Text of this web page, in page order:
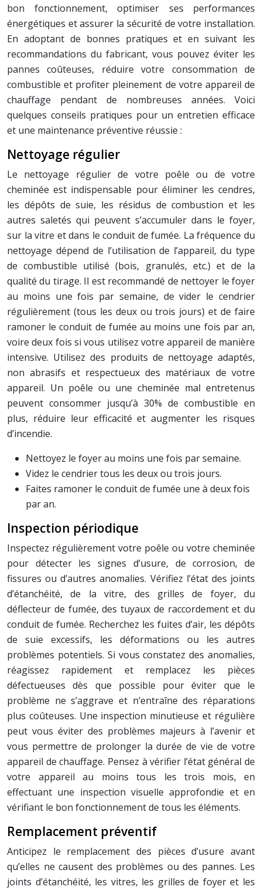
bon fonctionnement, optimiser ses performances
énergétiques et assurer la sécurité de votre installation.
En adoptant de bonnes pratiques et en suivant les
recommandations du fabricant, vous pouvez éviter les
pannes coûteuses, réduire votre consommation de
combustible et profiter pleinement de votre appareil de
chauffage pendant de nombreuses années. Voici
quelques conseils pratiques pour un entretien efficace
et une maintenance préventive réussie :
Nettoyage régulier
Le nettoyage régulier de votre poêle ou de votre
cheminée est indispensable pour éliminer les cendres,
les dépôts de suie, les résidus de combustion et les
autres saletés qui peuvent s’accumuler dans le foyer,
sur la vitre et dans le conduit de fumée. La fréquence du
nettoyage dépend de l’utilisation de l’appareil, du type
de combustible utilisé (bois, granulés, etc.) et de la
qualité du tirage. Il est recommandé de nettoyer le foyer
au moins une fois par semaine, de vider le cendrier
régulièrement (tous les deux ou trois jours) et de faire
ramoner le conduit de fumée au moins une fois par an,
voire deux fois si vous utilisez votre appareil de manière
intensive. Utilisez des produits de nettoyage adaptés,
non abrasifs et respectueux des matériaux de votre
appareil. Un poêle ou une cheminée mal entretenus
peuvent consommer jusqu’à 30% de combustible en
plus, réduire leur efficacité et augmenter les risques
d’incendie.
Nettoyez le foyer au moins une fois par semaine.
Videz le cendrier tous les deux ou trois jours.
Faites ramoner le conduit de fumée une à deux fois
par an.
Inspection périodique
Inspectez régulièrement votre poêle ou votre cheminée
pour détecter les signes d’usure, de corrosion, de
fissures ou d’autres anomalies. Vérifiez l’état des joints
d’étanchéité, de la vitre, des grilles de foyer, du
déflecteur de fumée, des tuyaux de raccordement et du
conduit de fumée. Recherchez les fuites d’air, les dépôts
de suie excessifs, les déformations ou les autres
problèmes potentiels. Si vous constatez des anomalies,
réagissez rapidement et remplacez les pièces
défectueuses dès que possible pour éviter que le
problème ne s’aggrave et n’entraîne des réparations
plus coûteuses. Une inspection minutieuse et régulière
peut vous éviter des problèmes majeurs à l’avenir et
vous permettre de prolonger la durée de vie de votre
appareil de chauffage. Pensez à vérifier l’état général de
votre appareil au moins tous les trois mois, en
effectuant une inspection visuelle approfondie et en
vérifiant le bon fonctionnement de tous les éléments.
Remplacement préventif
Anticipez le remplacement des pièces d’usure avant
qu’elles ne causent des problèmes ou des pannes. Les
joints d’étanchéité, les vitres, les grilles de foyer et les